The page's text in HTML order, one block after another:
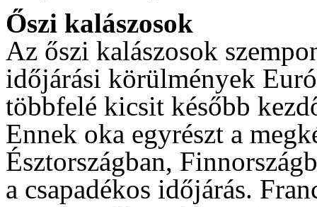
Őszi kalászosok
Az őszi kalászosok
időjárási körülmények
többfelé kicsit később
Ennek oka egyrészt a
Észtországban,
a csapadékos időjárás.